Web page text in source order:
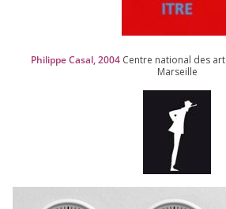
Philippe Casal,2004 Centre natio­nal des
Marseille